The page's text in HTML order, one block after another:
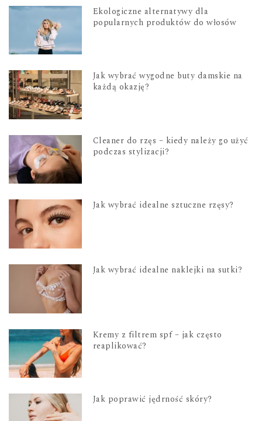
Ekologiczne alternatywy dla
popularnych produktów do włosów
Jak wybrać wygodne buty damskie na
każdą okazję?
Cleaner do rzęs – kiedy należy go użyć
podczas stylizacji?
Jak wybrać idealne sztuczne rzęsy?
Jak wybrać idealne naklejki na sutki?
Kremy z filtrem spf – jak często
reaplikować?
Jak poprawić jędrność skóry?